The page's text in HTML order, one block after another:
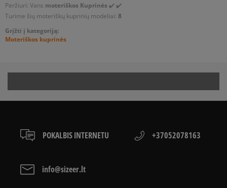
Peržiuri: Vans moteriškos Kuprinės ✔️ ✔️
Turime šių moteriškų kuprinių modeliai: 8
Grįžti į kategoriją:
Moteriškos kuprinės
POKALBIS INTERNETU +37052078163
info@sizeer.lt